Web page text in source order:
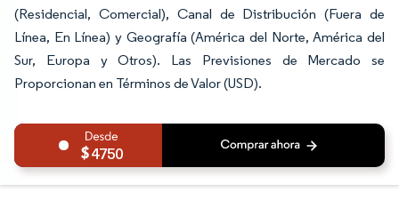
(Residencial, Comercial), Canal de Distribución (Fuera de
Línea, En Línea) y Geografía (América del Norte, América del
Sur, Europa y Otros). Las Previsiones de Mercado se
Proporcionan en Términos de Valor (USD).
4750